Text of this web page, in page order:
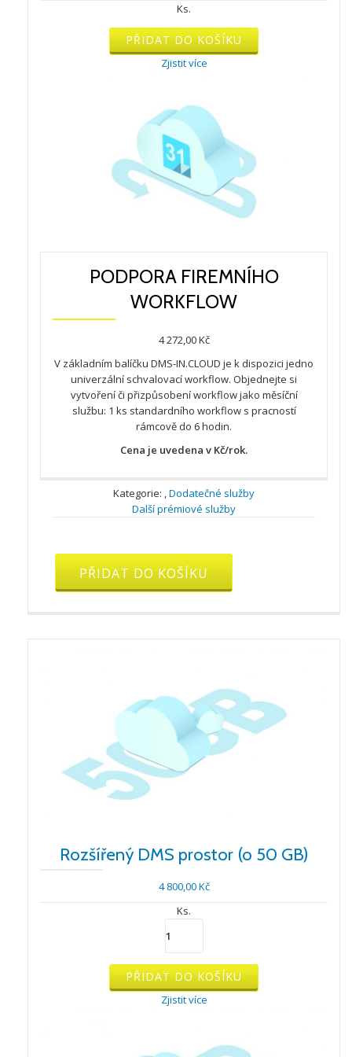
Ks.
firemního
workflow
množství
PŘIDAT DO KOŠÍKU
Zjistit více
PODPORA FIREMNÍHO
WORKFLOW
4 272,00Kč
V základním balíčku DMS-IN.CLOUD je k dispozici jedno
univerzální schvalovací workflow. Objednejte si
vytvoření či přizpůsobení workflow jako měsíční
službu: 1 ks standardního workflow s pracností
rámcově do 6 hodin.
Cena je uvedena v Kč/rok.
Kategorie:
Další prémiové služby
,Dodatečné služby
firemního
workflow
množství
PŘIDAT DO KOŠÍKU
Rozšířený DMS prostor (o 50 GB)
4 800,00Kč
Ks.
DMS
prostor
(o
50
GB)
PŘIDAT DO KOŠÍKU
Zjistit více